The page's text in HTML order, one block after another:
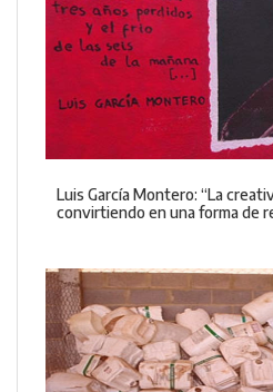
Luis García Montero: “La
convirtiendo en una forma de